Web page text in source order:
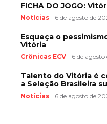
FICHA DO JOGO:
Notícias 6 de agosto de
Esqueça o
Vitória
Crônicas ECV 6 de agosto
Talento do Vitória é
a Seleção Brasileira
Notícias 6 de agosto de